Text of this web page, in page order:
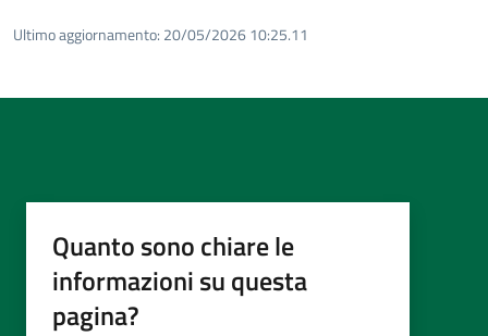
Ultimo aggiornamento: 20/05/2026 10:25.11
Quanto sono chiare le
informazioni su questa
pagina?